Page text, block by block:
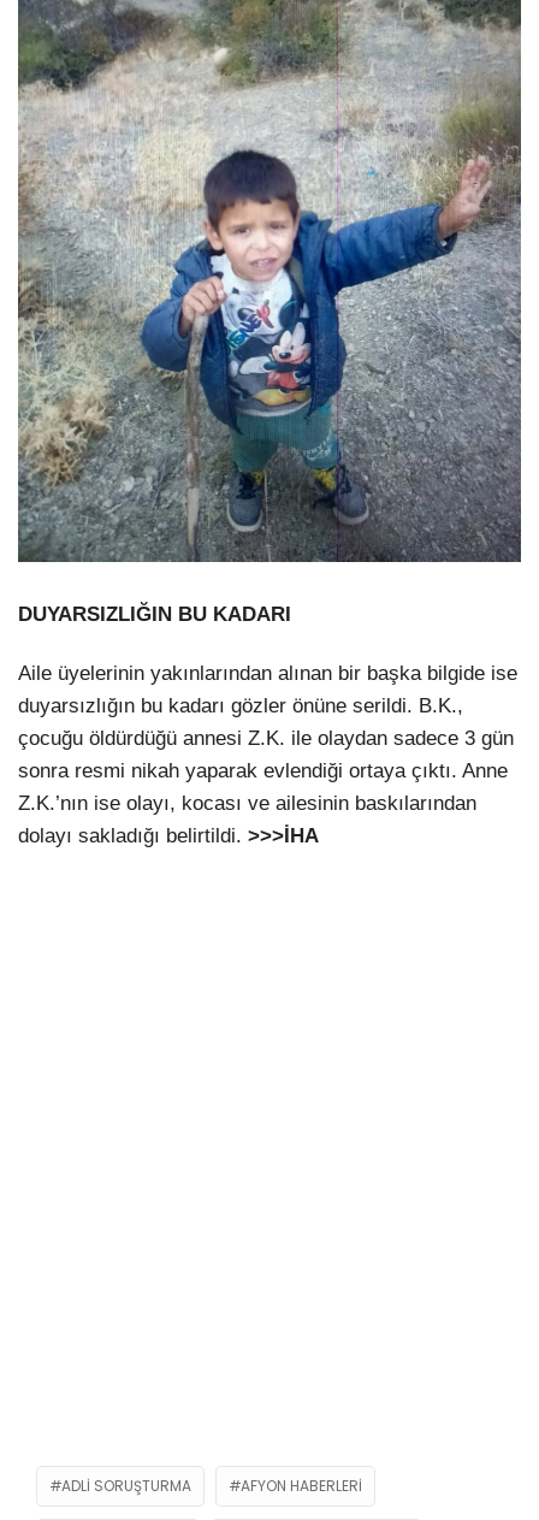
DUYARSIZLIĞIN BU KADARI
Aile üyelerinin yakınlarından alınan bir başka bilgide ise
duyarsızlığın bu kadarı gözler önüne serildi. B.K.,
çocuğu öldürdüğü annesi Z.K. ile olaydan sadece 3 gün
sonra resmi nikah yaparak evlendiği ortaya çıktı. Anne
Z.K.’nın ise olayı, kocası ve ailesinin baskılarından
dolayı sakladığı belirtildi. >>>İHA
ADLI SORUŞTURMA AFYON HABERLERI